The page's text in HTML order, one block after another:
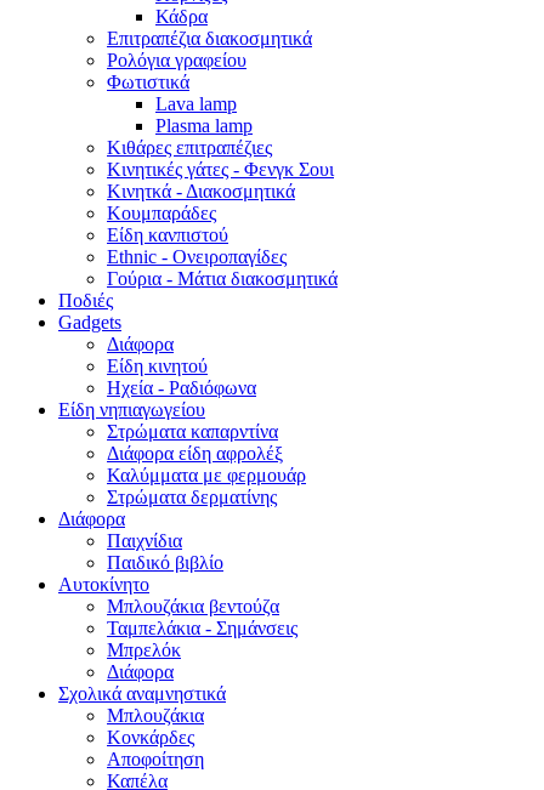
Κάδρα
Επιτραπέζια διακοσμητικά
Ρολόγια γραφείου
Φωτιστικά
Lava lamp
Plasma lamp
Κιθάρες επιτραπέζιες
Κινητικές γάτες - Φενγκ Σουι
Κινητκά - Διακοσμητικά
Κουμπαράδες
Είδη κανπιστού
Ethnic - Ονειροπαγίδες
Γούρια - Μάτια διακοσμητικά
Ποδιές
Gadgets
Διάφορα
Είδη κινητού
Ηχεία - Ραδιόφωνα
Είδη νηπιαγωγείου
Στρώματα καπαρντίνα
Διάφορα είδη αφρολέξ
Καλύμματα με φερμουάρ
Στρώματα δερματίνης
Διάφορα
Παιχνίδια
Παιδικό βιβλίο
Αυτοκίνητο
Μπλουζάκια βεντούζα
Ταμπελάκια - Σημάνσεις
Μπρελόκ
Διάφορα
Σχολικά αναμνηστικά
Μπλουζάκια
Κονκάρδες
Αποφοίτηση
Καπέλα